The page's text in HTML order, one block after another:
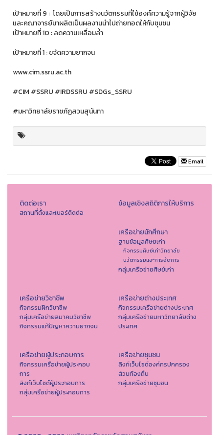
เป้าหมายที่ 9 : โดยเป็นการสร้างนวัตกรรมที่ใช้องค์ความรู้จากผู้วิจัย
และคณาจารย์มาผลิตเป็นผลงานนำไปถ่ายทอดให้กับชุมชน
เป้าหมายที่ 10 : ลดความเหลื่อมล้ำ
เป้าหมายที่ 1 : ขจัดความยากจน
www.cim.ssru.ac.th
#CIM #SSRU #IRDSSRU #SDGs_SSRU
#มหาวิทยาลัยราชภัฏสวนสุนันทา
Email
ติดต่อเรา
สถานที่ตั้งและเบอร์ติดต่อ
ข้อมูลเชิงสถิติการให้บริการ
เครือข่ายนักศึกษา
ฐานข้อมูลศิษยเก่า
กิจกรรมศิษย์เก่าวิทยาลัย
นวัตกรรมและการจัดการ
กลุ่มเครือข่ายศิษย์เก่า
เครือข่ายวิชาชีพ
กิจกรรมฝึกวิชาชีพ
กลุ่มเครือข่ายสมาคมวิชาชีพ
กิจกรรมแก้ปัญหาความยากจน
เครือข่ายต่างประเทศ
กิจกรรมเครือข่ายต่างประเทศ
กลุ่มเครือข่ายมหาวิทยาลัยต่าง
ประเทศ
เครือข่ายผู้ประกอบการ
กิจกรรมเครือข่ายผู้ประกอบ
การ
ลิงก์เว็บไซด์ผู้ประกอบการ
กลุ่มเครือข่ายผู้ประกอบการ
เครือข่ายชุมชน
ลิงก์เว็บไซต์องค์กรปกครอง
ส่วนท้องถิ่น
กลุ่มเครือข่ายชุมชน